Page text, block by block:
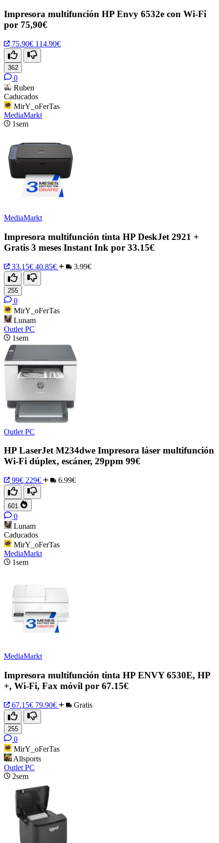
Impresora multifunción HP Envy 6532e con Wi-Fi
por 75,90€
75.90€ 114.90€
362
0
Ruben
Caducados
MirY_oFerTas
MediaMarkt
1sem
MediaMarkt
Impresora multifunción tinta HP DeskJet 2921 +
Gratis 3 meses Instant Ink por 33.15€
33.15€ 40.85€ 3.99€
255
0
MirY_oFerTas
Lunam
Outlet PC
1sem
Outlet PC
HP LaserJet M234dwe Impresora láser multifunción
Wi-Fi dúplex, escáner, 29ppm 99€
99€ 229€ 6.99€
601
0
Lunam
Caducados
MirY_oFerTas
MediaMarkt
1sem
MediaMarkt
Impresora multifunción tinta HP ENVY 6530E, HP
+, Wi-Fi, Fax móvil por 67.15€
67.15€ 79.90€ Gratis
255
0
MirY_oFerTas
Allsports
Outlet PC
2sem